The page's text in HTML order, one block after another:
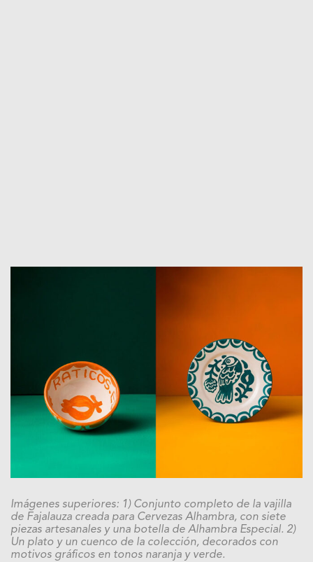
Imágenes superiores: 1) Conjunto completo de la vajilla
de Fajalauza creada para Cervezas Alhambra, con siete
piezas artesanales y una botella de Alhambra Especial. 2)
Un plato y un cuenco de la colección, decorados con
motivos gráficos en tonos naranja y verde.